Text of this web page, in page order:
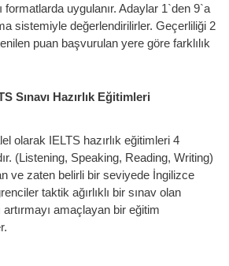
formatlarda uygulanır. Adaylar 1`den 9`a
sistemiyle değerlendirilirler. Geçerliliği 2
puan başvurulan yere göre farklılık
Sınavı Hazırlık Eğitimleri
olarak IELTS hazırlık eğitimleri 4
(Listening, Speaking, Reading, Writing)
ve zaten belirli bir seviyede İngilizce
taktik ağırlıklı bir sınav olan
artırmayı amaçlayan bir eğitim